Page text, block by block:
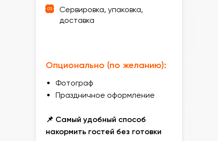
Фотограф
Праздничное оформление
📌 Самый удобный способ
накормить гостей без готовки
Сервировка, упаковка,
доставка
Опционально (по желанию):